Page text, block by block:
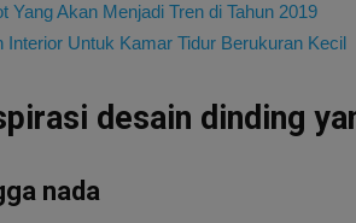
Yang Akan Menjadi Tren di Tahun 2019
Interior Untuk Kamar Tidur Berukuran Kecil
desain dinding
nada